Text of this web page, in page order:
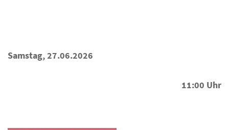
Samstag, 27.06.2026
11:00 Uhr